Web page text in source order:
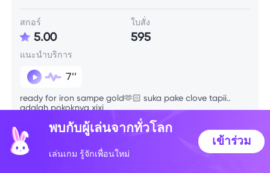
สกอร์
5.00
ใบสั่ง
595
แนะนำบริการ
7’’
ready for iron sampe gold🫶🏻 suka pake clove tapii..
adalah pokoknya xixi
ข้อมูลทักษะ
พบกับผู้เล่นจากทั่วโลก
เล่นเกม รู้จักเพื่อนใหม่
เข้าร่วม